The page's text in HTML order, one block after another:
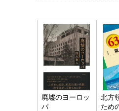
廃墟のヨーロッ
パ
北方
ため